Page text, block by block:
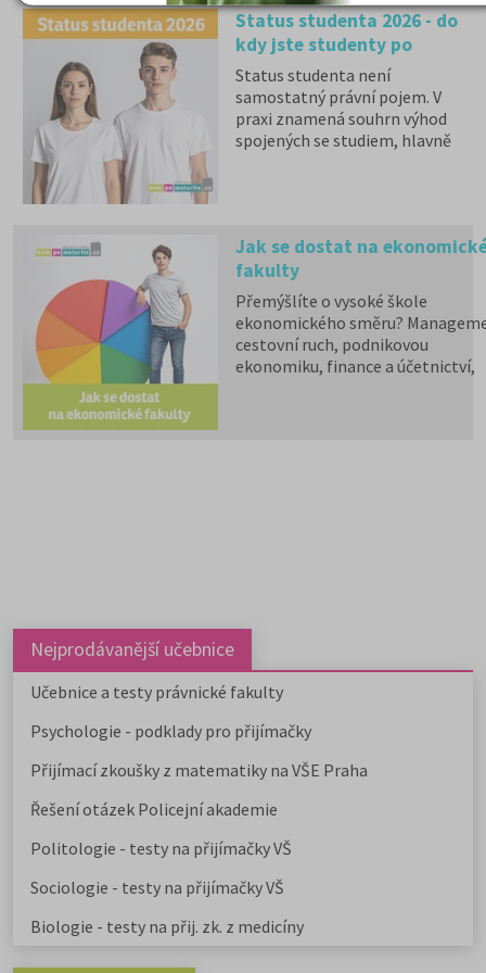
Status studenta 2026 - do
kdy jste studenty po
maturitě?
Status studenta není
samostatný právní pojem. V
praxi znamená souhrn výhod
spojených se studiem, hlavně
Jak se dostat na
fakulty
Přemýšlíte o vysoké škole
ekonomického směru?
cestovní ruch, podnikovou
ekonomiku, finance a účetnictví,
Nejprodávanější učebnice
Učebnice a testy právnické fakulty
Psychologie - podklady pro přijímačky
Přijímací zkoušky z matematiky na VŠE Praha
Řešení otázek Policejní akademie
Politologie - testy na přijímačky VŠ
Sociologie - testy na přijímačky VŠ
Biologie - testy na přij. zk. z medicíny